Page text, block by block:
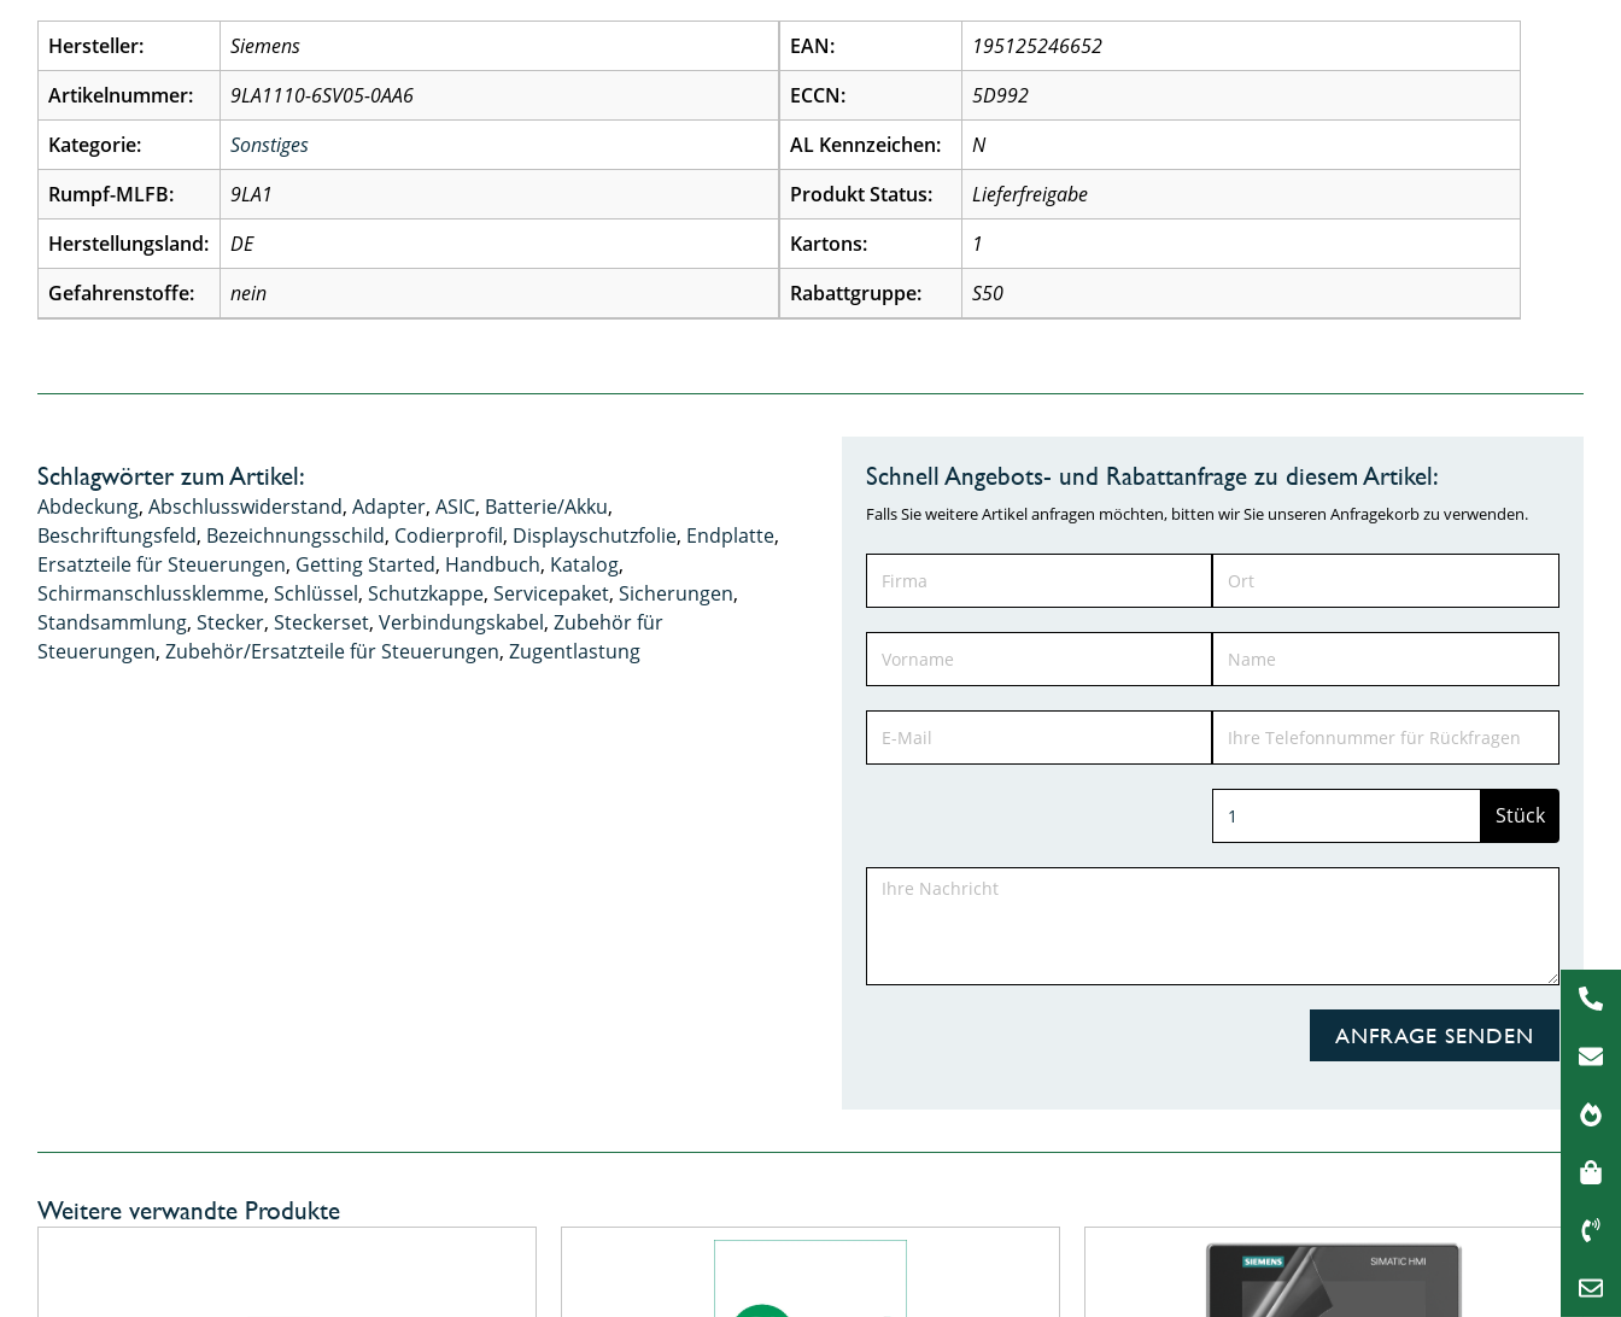
Hersteller:
Siemens
Artikelnummer:
9LA1110-6SV05-0AA6
Kategorie:
Sonstiges
Rumpf-MLFB:
9LA1
Herstellungsland:
DE
Gefahrenstoffe:
nein
EAN:
195125246652
ECCN:
5D992
AL Kennzeichen:
N
Produkt Status:
Lieferfreigabe
Kartons:
1
Rabattgruppe:
S50
Schlagwörter zum Artikel:
Abdeckung,Abschlusswiderstand,Adapter,ASIC, Batterie/Akku,
Beschriftungsfeld, Bezeichnungsschild, Codierprofil, Displayschutzfolie, Endplatte,
Ersatzteile für Steuerungen, Getting Started, Handbuch, Katalog,
Schirmanschlussklemme,Schlüssel,Schutzkappe,Servicepaket,Sicherungen,
Standsammlung,Stecker,Steckerset,Verbindungskabel,Zubehör für
Steuerungen,Zubehör/Ersatzteile für Steuerungen,Zugentlastung
Schnell Angebots- und Rabattanfrage zu diesem Artikel:
Falls Sie weitere Artikel anfragen möchten, bitten wir Sie unseren Anfragekorb zu verwenden.
Stück
ANFRAGE SENDEN
Weitere verwandte Produkte